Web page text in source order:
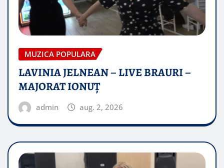
MUZICA POPULARA
LAVINIA JELNEAN – LIVE BRAURI –
MAJORAT IONUŢ
admin aug. 2, 2026